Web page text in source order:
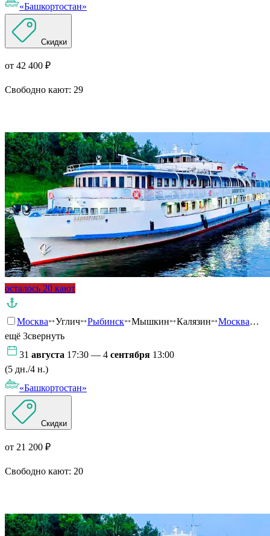
«Башкортостан»
Скидки
от 42 400 ₽
Свободно кают: 29
осталось 20 кают
Москва Углич Рыбинск Мышкин Калязин Москва…
ещё 3свернуть
31 августа 17:30 — 4 сентября 13:00
(5 дн./4 н.)
«Башкортостан»
Скидки
от 21 200 ₽
Свободно кают: 20